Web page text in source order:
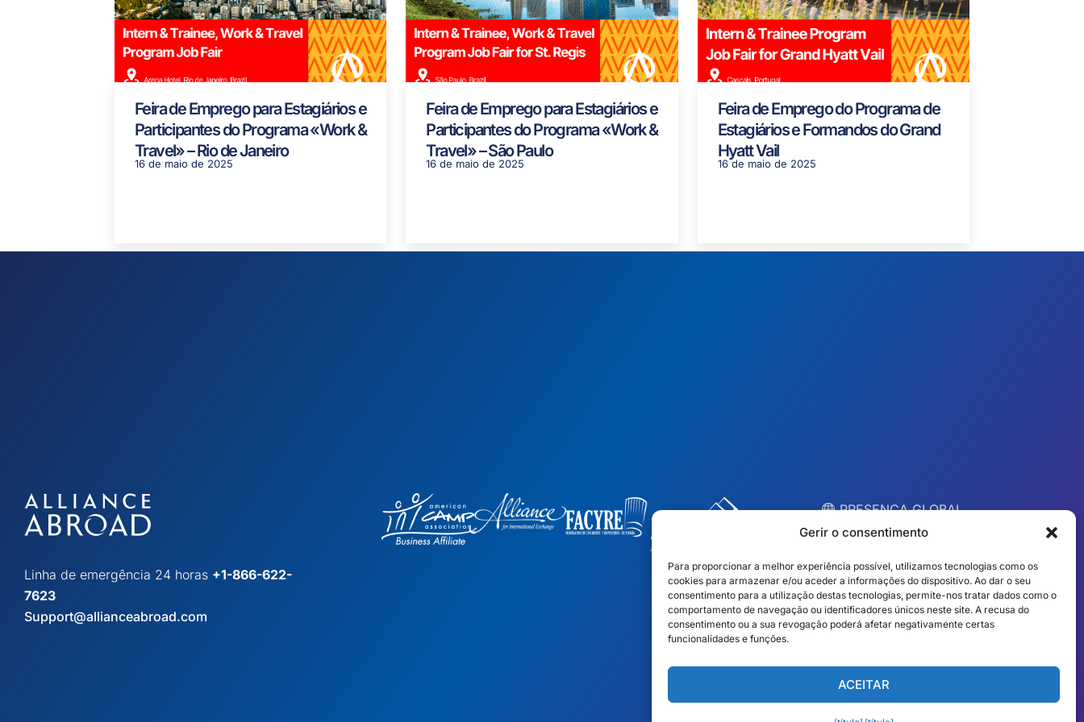
Gerir o consentimento
Para proporcionar a melhor experiência possível, utilizamos tecnologias como os
cookies para armazenar e/ou aceder a informações do dispositivo. Ao dar o seu
consentimento para a utilização destas tecnologias, permite-nos tratar dados como o
comportamento de navegação ou identificadores únicos neste site. A recusa do
consentimento ou a sua revogação poderá afetar negativamente certas
funcionalidades e funções.
ACEITAR
Feira de Emprego para Estagiários e
Participantes do Programa «Work &
Travel» – Rio de Janeiro
16 de maio de 2025
Feira de Emprego para Estagiários e
Participantes do Programa «Work &
Travel» – São Paulo
16 de maio de 2025
Feira de Emprego do Programa de
Estagiários e Formandos do Grand
Hyatt Vail
16 de maio de 2025
Linha de emergência 24 horas +1-866-622-
7623
Support@allianceabroad.com
︎ PRESENÇA GLOBAL
Equipas locais em 10
países
EUA
México
Espanha
Irlanda
Austrália
S. África